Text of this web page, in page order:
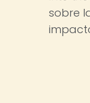
sobre